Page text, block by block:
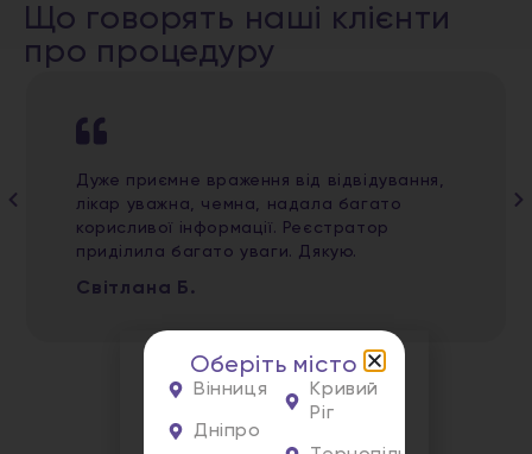
Що говорять наші клієнти
про процедуру
Дуже приємне враження від відвідування,
лікар уважна, чемна, надала багато
корисливої інформації. Реєстратор
приділила багато уваги. Дякую.
Світлана Б.
Оберіть місто
Вінниця
Дніпро
Кривий
Ріг